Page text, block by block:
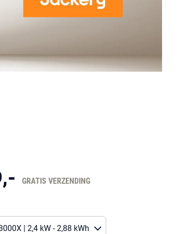
GRATIS VERZENDING